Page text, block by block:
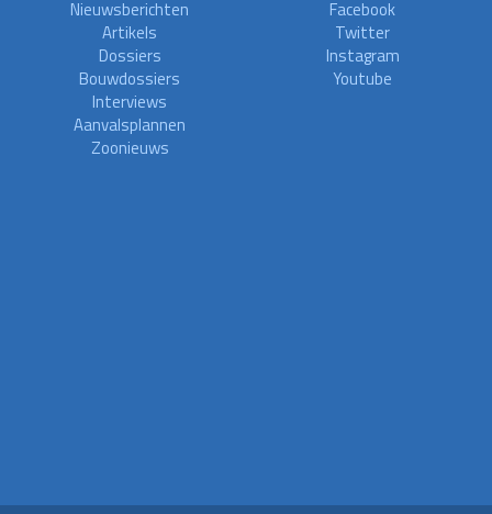
Nieuwsberichten
Artikels
Dossiers
Bouwdossiers
Interviews
Aanvalsplannen
Zoonieuws
Facebook
Twitter
Instagram
Youtube